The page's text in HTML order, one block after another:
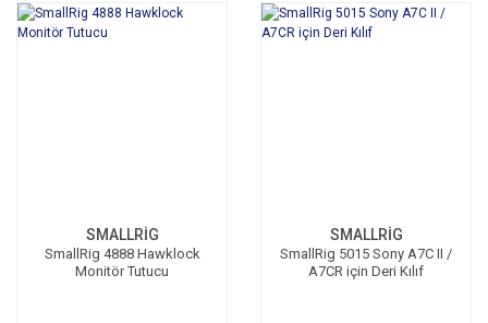
SMALLRİG
SmallRig 4888 Hawklock
Monitör Tutucu
SMALLRİG
SmallRig 5015 Sony A7C II /
A7CR için Deri Kılıf